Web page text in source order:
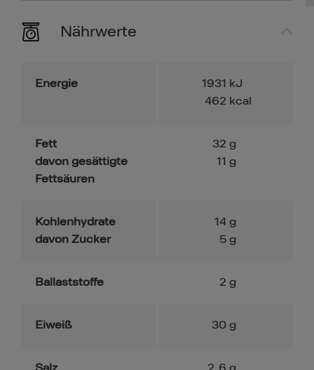
Nährwerte
Energie 1931 kJ
462 kcal
Fett
davon gesättigte
Fettsäuren
32 g
11 g
Kohlenhydrate
davon Zucker
14 g
5 g
Ballaststoffe 2 g
Eiweiß 30 g